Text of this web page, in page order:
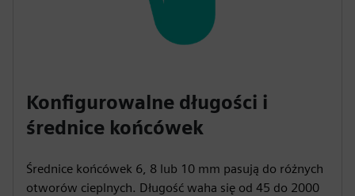
Konfigurowalne długości i
średnice końcówek
Średnice końcówek 6, 8 lub 10 mm pasują do różnych
otworów cieplnych. Długość waha się od 45 do 2000